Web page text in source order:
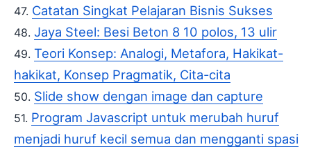
Catatan Singkat Pelajaran Bisnis Sukses
Jaya Steel: Besi Beton 8 10 polos, 13 ulir
Teori Konsep: Analogi, Metafora, Hakikat-
hakikat, Konsep Pragmatik, Cita-cita
Slide show dengan image dan capture
Program Javascript untuk merubah huruf
menjadi huruf kecil semua dan mengganti spasi